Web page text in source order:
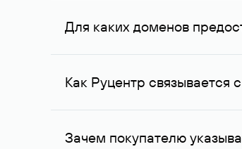
Для каких доменов
Услуга доступна для доменов,
Как Руцентр связывается
Для связи с владельцем домена
Зачем покупателю